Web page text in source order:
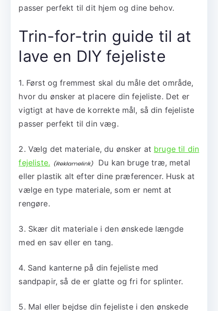
passer perfekt til dit hjem og dine behov.
Trin-for-trin guide til at
lave en DIY fejeliste
1. Først og fremmest skal du måle det område,
hvor du ønsker at placere din fejeliste. Det er
vigtigt at have de korrekte mål, så din fejeliste
passer perfekt til din væg.
2. Vælg det materiale, du ønsker at bruge til din
fejeliste.
Du kan bruge træ, metal
eller plastik alt efter dine præferencer. Husk at
vælge en type materiale, som er nemt at
rengøre.
3. Skær dit materiale i den ønskede længde
med en sav eller en tang.
4. Sand kanterne på din fejeliste med
sandpapir, så de er glatte og fri for splinter.
5. Mal eller bejdse din fejeliste i den ønskede